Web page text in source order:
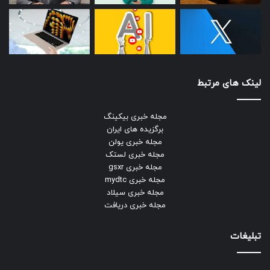
لینک های مرتبط
مجله خبری بیکینگ
برگزیده های ایران
مجله خبری یولن
مجله خبری لستک
مجله خبری gsxr
مجله خبری mydtc
مجله خبری سیلاد
مجله خبری دریافت
تبلیغات